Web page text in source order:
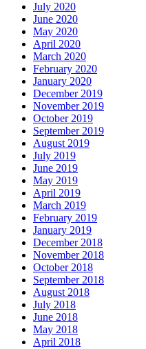
July 2020
June 2020
May 2020
April 2020
March 2020
February 2020
January 2020
December 2019
November 2019
October 2019
September 2019
August 2019
July 2019
June 2019
May 2019
April 2019
March 2019
February 2019
January 2019
December 2018
November 2018
October 2018
September 2018
August 2018
July 2018
June 2018
May 2018
April 2018